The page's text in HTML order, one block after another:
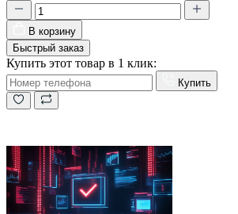
В корзину
Быстрый заказ
Купить этот товар в 1 клик:
Купить